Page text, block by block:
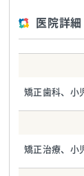
医院詳細
矯正歯科、小
矯正治療、小